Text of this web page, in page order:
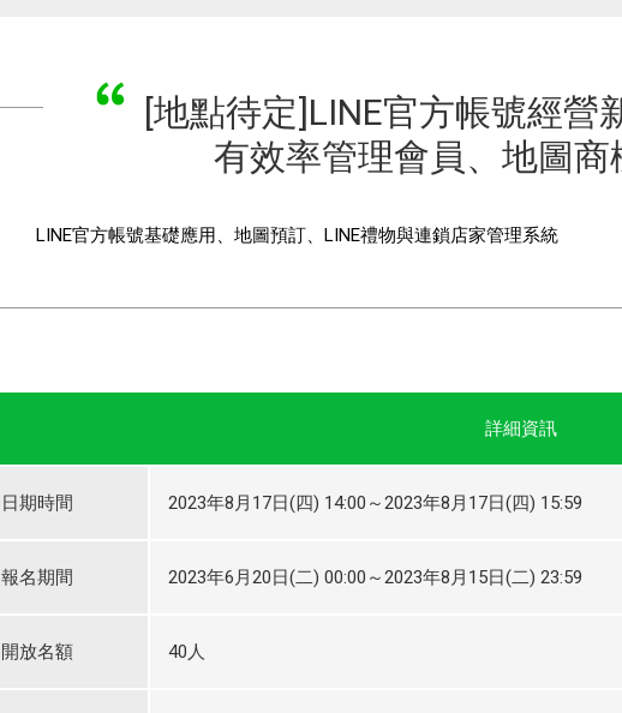
[地點待定]LINE官方帳號經營
有效率管理會員、地圖商
LINE官方帳號基礎應用、地圖預訂、LINE禮物與連鎖店家管理系統
詳細資訊
日期時間 2023年8月17日(四) 14:00～2023年8月17日(四) 15:59
報名期間 2023年6月20日(二) 00:00～2023年8月15日(二) 23:59
開放名額 40人